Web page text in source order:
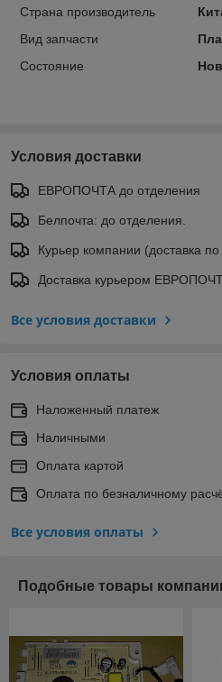
Страна производитель
Вид запчасти
Состояние
Условия доставки
ЕВРОПОЧТА до отделения
Белпочта: до отделения.
Курьер компании (доставка
Доставка курьером
Все условия доставки
Условия оплаты
Наложенный платеж
Наличными
Оплата картой
Оплата по безналичному
Все условия оплаты
Подобные товары